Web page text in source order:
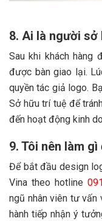
8. Ai là người sở
Sau khi khách
được bàn giao lại.
quyền tác giả logo.
Sở hữu trí tuệ để
đến hoạt động kinh
9. Tôi nên làm
Để bắt đầu design
Vina theo hotline
ngũ nhân viên tư vấn
hành tiếp nhận ý